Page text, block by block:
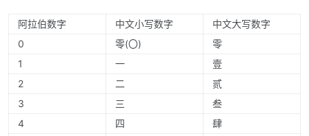
阿拉伯数字 中文小写数字
中文大写数字
0
零(〇)
零
1
一
壹
2
二
贰
3
三
叁
4
四
肆